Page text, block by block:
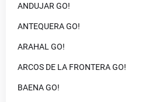
ANDUJAR GO!
ANTEQUERA GO!
ARAHAL GO!
ARCOS DE LA FRONTERA GO!
BAENA GO!